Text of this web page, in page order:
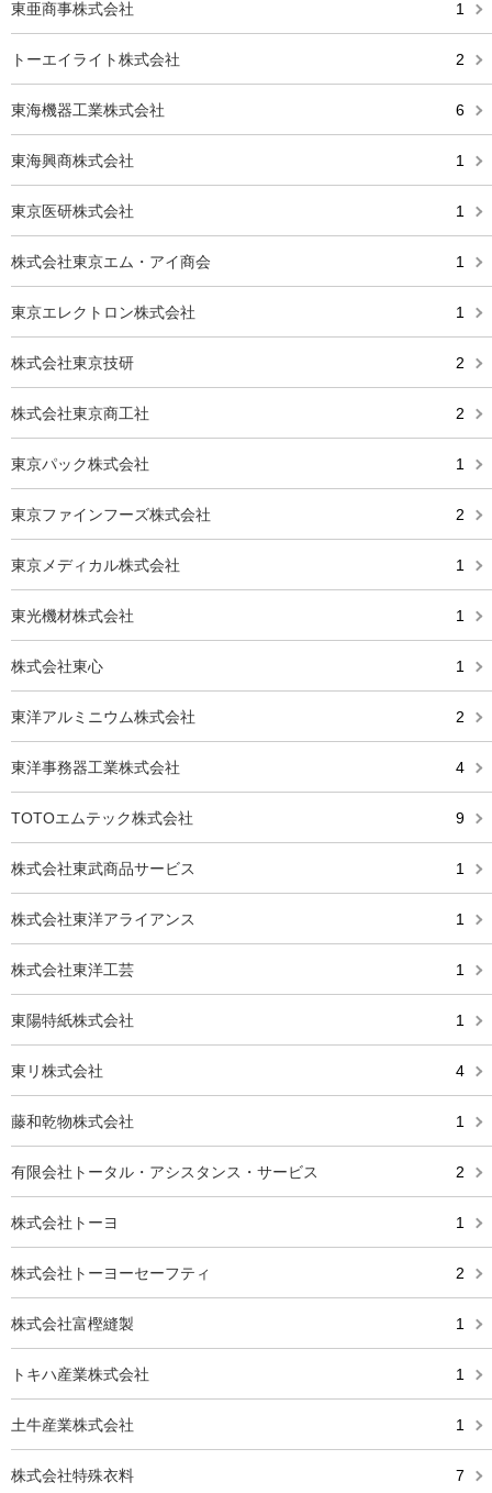
東亜商事株式会社 1
トーエイライト株式会社 2
東海機器工業株式会社 6
東海興商株式会社 1
東京医研株式会社 1
株式会社東京エム・アイ商会 1
東京エレクトロン株式会社 1
株式会社東京技研 2
株式会社東京商工社 2
東京パック株式会社 1
東京ファインフーズ株式会社 2
東京メディカル株式会社 1
東光機材株式会社 1
株式会社東心 1
東洋アルミニウム株式会社 2
東洋事務器工業株式会社 4
TOTOエムテック株式会社 9
株式会社東武商品サービス 1
株式会社東洋アライアンス 1
株式会社東洋工芸 1
東陽特紙株式会社 1
東リ株式会社 4
藤和乾物株式会社 1
有限会社トータル・アシスタンス・サービス 2
株式会社トーヨ 1
株式会社トーヨーセーフティ 2
株式会社富樫縫製 1
トキハ産業株式会社 1
土牛産業株式会社 1
株式会社特殊衣料 7